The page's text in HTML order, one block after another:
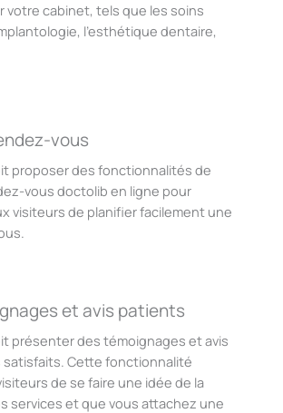
votre cabinet, tels que les soins
l’esthétique dentaire,
vous
proposer des fonctionnalités de
vous doctolib en ligne pour
visiteurs de planifier facilement une
et avis patients
présenter des témoignages et avis
Cette fonctionnalité
de se faire une idée de la
services et que vous attachez une